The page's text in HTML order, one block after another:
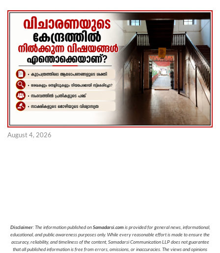
August 4, 2026
Disclaimer: The information published onSamadarsi.comis provided for general news, informational,
educational, and public awareness purposes only. While every reasonable effort is made to ensure the
accuracy, reliability, and timeliness of the content, Samadarsi Communication LLP does not guarantee
that all published information is free from errors, omissions, or inaccuracies. The views and opinions